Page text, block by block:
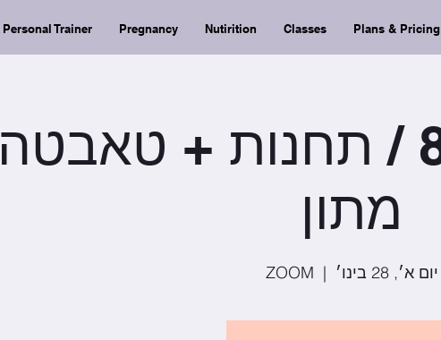
Personal Trainer Pregnancy Nutirition Classes Plans & Pricing
יום א׳ / 8:15 / תחנות + טאבטה
מתון
יום א׳, 28 בינו׳
  |
ZOOM